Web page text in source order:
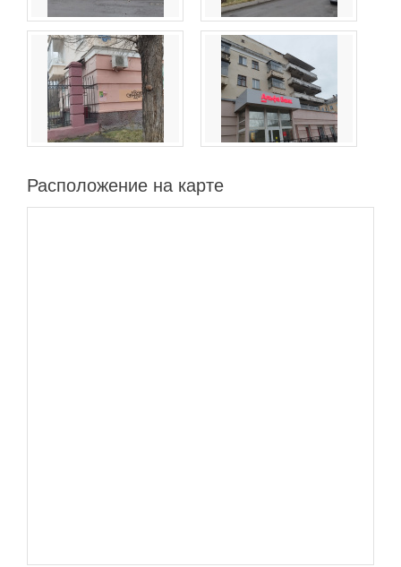
Расположение на карте